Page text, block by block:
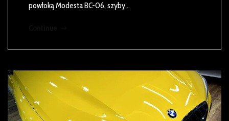
powłoką Modesta BC-06, szyby…